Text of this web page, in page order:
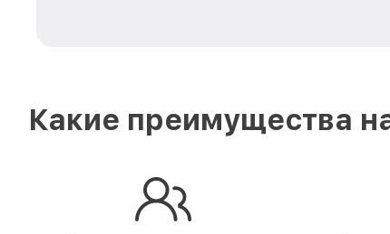
Какие преимущества